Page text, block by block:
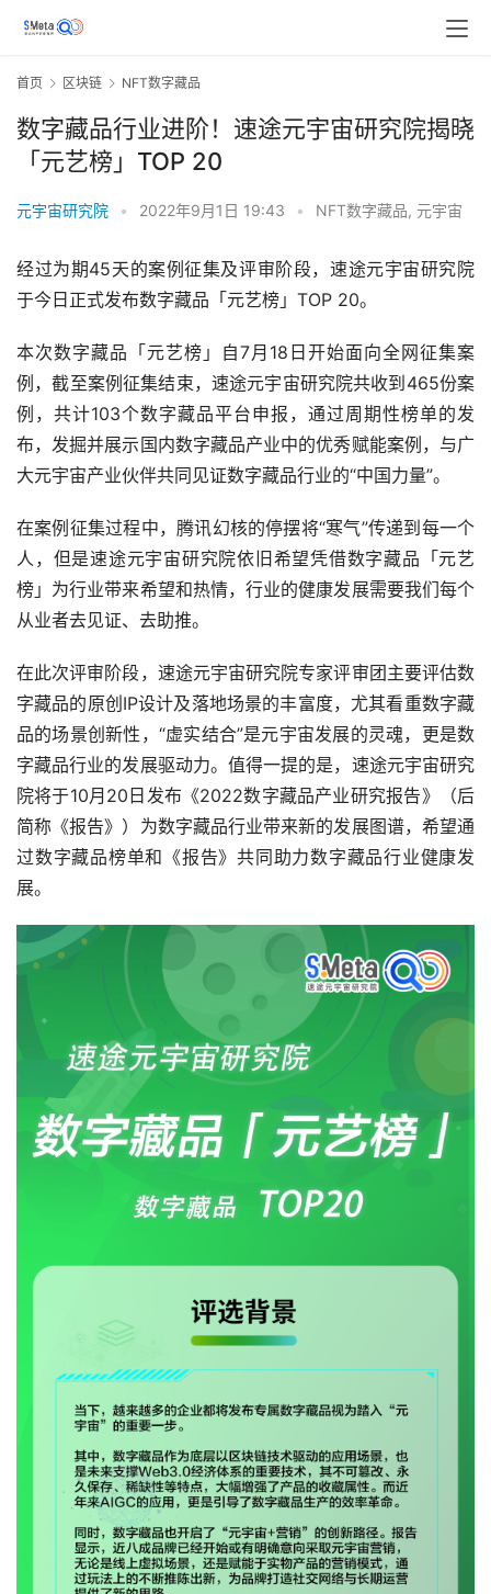
首页 区块链 NFT数字藏品
数字藏品行业进阶！速途元宇宙研究院揭晓
「元艺榜」TOP 20
元宇宙研究院 • 2022年9月1日 19:43 • NFT数字藏品, 元宇宙
经过为期45天的案例征集及评审阶段，速途元宇宙研究院
于今日正式发布数字藏品「元艺榜」TOP 20。
本次数字藏品「元艺榜」自7月18日开始面向全网征集案
例，截至案例征集结束，速途元宇宙研究院共收到465份案
例，共计103个数字藏品平台申报，通过周期性榜单的发
布，发掘并展示国内数字藏品产业中的优秀赋能案例，与广
大元宇宙产业伙伴共同见证数字藏品行业的“中国力量”。
在案例征集过程中，腾讯幻核的停摆将“寒气”传递到每一个
人，但是速途元宇宙研究院依旧希望凭借数字藏品「元艺
榜」为行业带来希望和热情，行业的健康发展需要我们每个
从业者去见证、去助推。
在此次评审阶段，速途元宇宙研究院专家评审团主要评估数
字藏品的原创IP设计及落地场景的丰富度，尤其看重数字藏
品的场景创新性，“虚实结合”是元宇宙发展的灵魂，更是数
字藏品行业的发展驱动力。值得一提的是，速途元宇宙研究
院将于10月20日发布《2022数字藏品产业研究报告》（后
简称《报告》）为数字藏品行业带来新的发展图谱，希望通
过数字藏品榜单和《报告》共同助力数字藏品行业健康发
展。